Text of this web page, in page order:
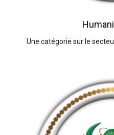
Une catégorie sur le